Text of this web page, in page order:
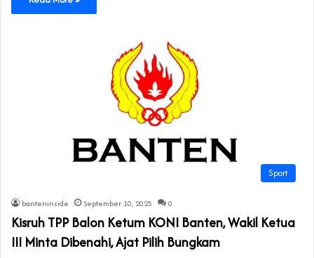
Sport
banteninside September 10, 2025 0
Kisruh TPP Balon Ketum KONI Banten, Wakil Ketua
III Minta Dibenahi, Ajat Pilih Bungkam